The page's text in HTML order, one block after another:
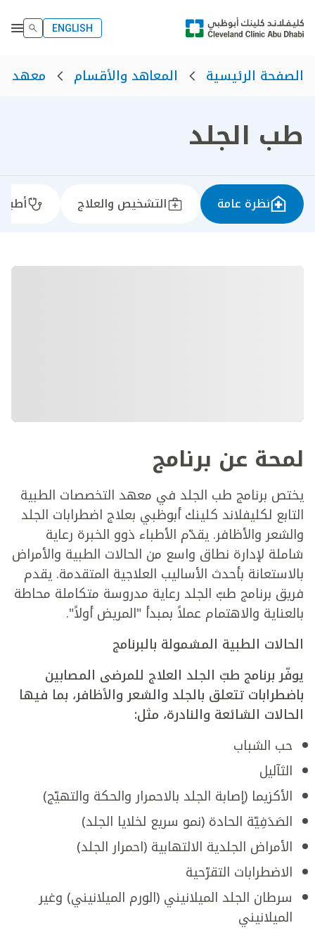
ENGLISH
الصفحة الرئيسية المعاهد والأقسام معهد
طب الجلد
نظرة عامة التشخيص والعلاج
لمحة عن برنامج
يختص برنامج طب الجلد في معهد التخصصات الطبية
التابع لكليفلاند كلينك أبوظبي بعلاج اضطرابات الجلد
والشعر والأظافر. يقدّم الأطباء ذوو الخبرة رعاية
شاملة لإدارة نطاق واسع من الحالات الطبية والأمراض
بالاستعانة بأحدث الأساليب العلاجية المتقدمة. يقدم
فريق برنامج طبّ الجلد رعاية مدروسة متكاملة محاطة
بالعناية والاهتمام عملاً بمبدأ "المريض أولاً".
الحالات الطبية المشمولة بالبرنامج
يوفّر برنامج طبّ الجلد العلاج للمرضى المصابين
باضطرابات تتعلق بالجلد والشعر والأظافر، بما فيها
الحالات الشائعة والنادرة، مثل:
حب الشباب
الثآليل
الأكزيما (إصابة الجلد بالاحمرار والحكة والتهيّج)
الصَدَفِيّة الحادة (نمو سريع لخلايا الجلد)
الأمراض الجلدية الالتهابية (احمرار الجلد)
الاضطرابات التقرّحية
سرطان الجلد الميلانيني (الورم الميلانيني) وغير
الميلانيني